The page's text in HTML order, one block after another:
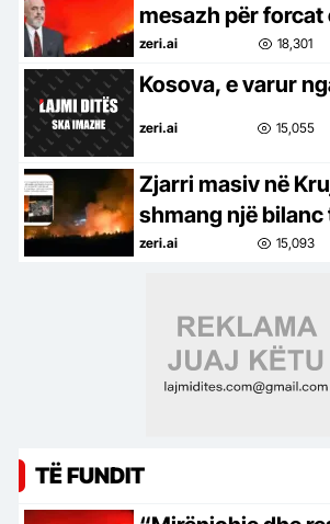
mesazh për forcat
Mbrojtën mes
banorëve
zeri.ai 18,301
Kosova, e varur
zeri.ai 15,055
Zjarri masiv në
shmang një
një magazinë e
zeri.ai 15,093
TË FUNDIT